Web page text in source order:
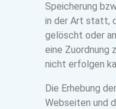
Speicherung
in der Art statt,
gelöscht oder
eine Zuordnung
nicht erfolgen
Die Erhebung
Webseiten und